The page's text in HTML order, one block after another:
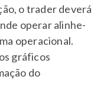
o trader deverá
operar alinhe-
operacional.
gráficos
do